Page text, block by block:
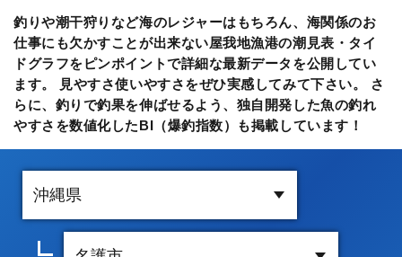
釣りや潮干狩りなど海のレジャーはもちろん、海関係のお
仕事にも欠かすことが出来ない屋我地漁港の潮見表・タイ
ドグラフをピンポイントで詳細な最新データを公開してい
ます。 見やすさ使いやすさをぜひ実感してみて下さい。 さ
らに、釣りで釣果を伸ばせるよう、独自開発した魚の釣れ
やすさを数値化したBI（爆釣指数）も掲載しています！